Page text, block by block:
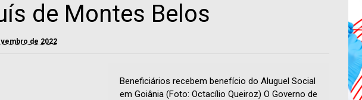
de Montes Belos
de 2022
Beneficiários recebem benefício do Aluguel Social
em Goiânia (Foto: Octacílio Queiroz) O Governo de